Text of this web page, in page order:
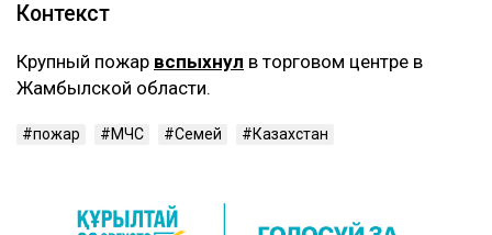
Контекст
Крупный пожар вспыхнул в торговом центре в
Жамбылской области.
пожар МЧС Семей Казахстан